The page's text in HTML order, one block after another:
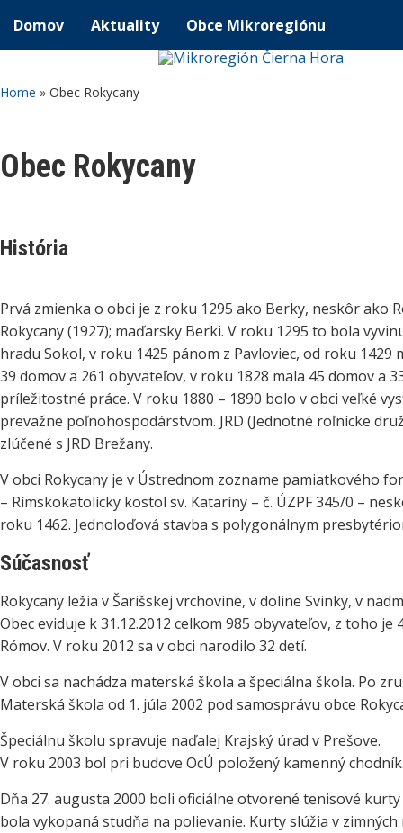
Domov Aktuality Obce Mikroregiónu
Home » Obec Rokycany
Obec Rokycany
História
Prvá zmienka o obci je z roku 1295 ako Berky, neskôr ako
Rokycany (1927); maďarsky Berki. V roku 1295 to bola
hradu Sokol, v roku 1425 pánom z Pavloviec, od roku
39 domov a 261 obyvateľov, v roku 1828 mala 45 domov a
príležitostné práce. V roku 1880 – 1890 bolo v obci veľké
prevažne poľnohospodárstvom. JRD (Jednotné roľnícke
zlúčené s JRD Brežany.
V obci Rokycany je v Ústrednom zozname pamiatkového
– Rímskokatolícky kostol sv. Kataríny – č. ÚZPF 345/0 –
roku 1462. Jednoloďová stavba s polygonálnym
Súčasnosť
Rokycany ležia v Šarišskej vrchovine, v doline Svinky, v
Obec eviduje k 31.12.2012 celkom 985 obyvateľov, z toho
Rómov. V roku 2012 sa v obci narodilo 32 detí.
V obci sa nachádza materská škola a špeciálna škola. Po
Materská škola od 1. júla 2002 pod samosprávu obce
Špeciálnu školu spravuje naďalej Krajský úrad v Prešove.
V roku 2003 bol pri budove OcÚ položený kamenný
Dňa 27. augusta 2000 boli oficiálne otvorené tenisové
bola vykopaná studňa na polievanie. Kurty slúžia v